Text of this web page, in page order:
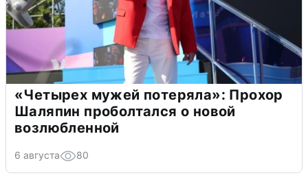
«Четырех мужей потеряла»: Прохор
Шаляпин проболтался о новой
возлюбленной
6 августа 80